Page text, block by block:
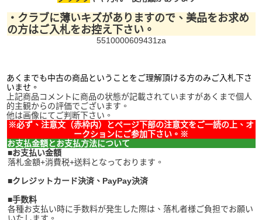
・ クラブに薄いキズがありますので、美品をお求め
の方はご入札をお控え下さい。
5510000609431za
あくまでも中古の商品ということをご理解頂ける方のみご入札下さ
いませ。
上記商品コメントに商品の状態が記載されていますがあくまで個人
的主観からの評価でございます。
他は画像にてご判断下さい。
※必ず、注意文（赤枠内）とページ下部の注意文をご一読の上、オ
ークションにご参加下さい。※
お支払金額とお支払方法について
■お支払い金額
落札金額+消費税+送料となっております。
■クレジットカード決済、PayPay決済
■手数料
各種お支払い時に手数料が発生した際は、落札者様ご負担でお願い
いたします。